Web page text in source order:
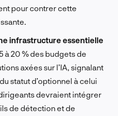
pour contrer cette
infrastructure essentielle
à 20 % des budgets de
axées sur l’IA, signalant
statut d’optionnel à celui
devraient intégrer
de détection et de